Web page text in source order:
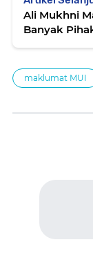
Ali Mukhni
Banyak
maklumat MUI